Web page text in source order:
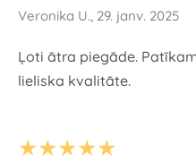
Veronika U., 29. janv. 2025
Ļoti ātra piegāde.
lieliska kvalitāte.
★★★★★